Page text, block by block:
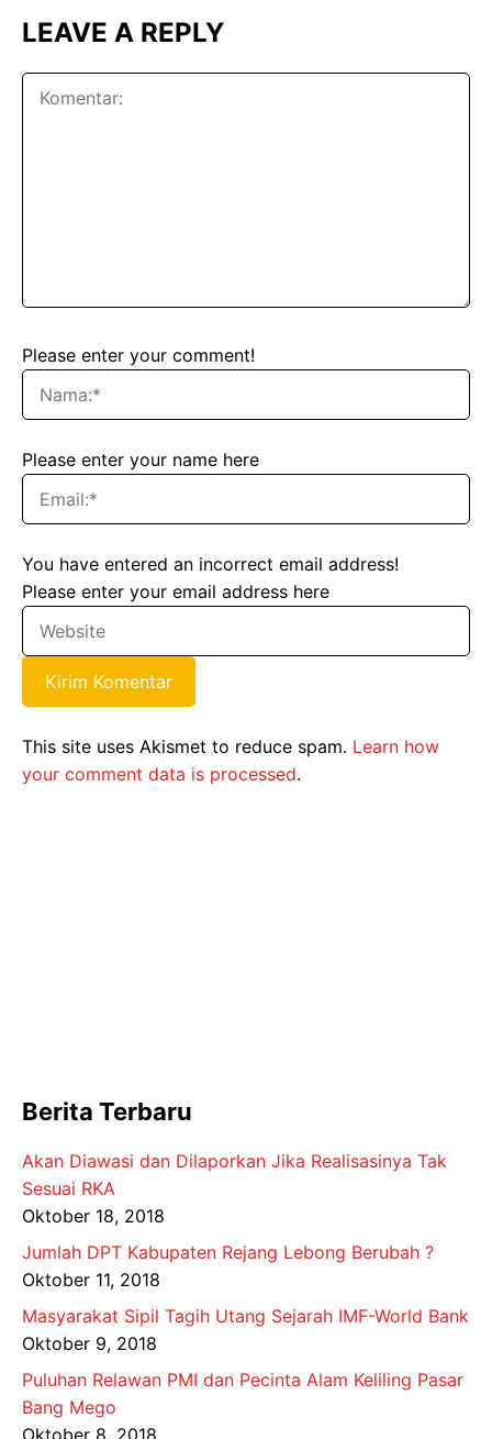
LEAVE A REPLY
Please enter your comment!
Please enter your name here
You have entered an incorrect email address!
Please enter your email address here
This site uses Akismet to reduce spam. Learn how
your comment data is processed.
Berita Terbaru
Akan Diawasi dan Dilaporkan Jika Realisasinya Tak
Sesuai RKA
Oktober 18, 2018
Jumlah DPT Kabupaten Rejang Lebong Berubah ?
Oktober 11, 2018
Masyarakat Sipil Tagih Utang Sejarah IMF-World Bank
Oktober 9, 2018
Puluhan Relawan PMI dan Pecinta Alam Keliling Pasar
Bang Mego
Oktober 8, 2018